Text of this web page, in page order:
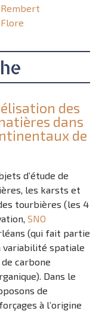
Rembert
Flore
des
dans
de
d’étude de
les karsts et
tourbières (les 4
SNO
(qui fait partie
variabilité spatiale
carbone
Dans le
de
à l’origine